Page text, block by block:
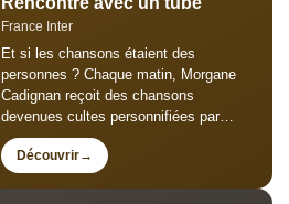
France Inter
Et si les chansons étaient des
personnes ? Chaque matin, Morgane
Cadignan reçoit des chansons
devenues cultes personnifiées par
Thomas Poitevin pour un faux grand
entretien de trois minutes : humour,
Découvrir